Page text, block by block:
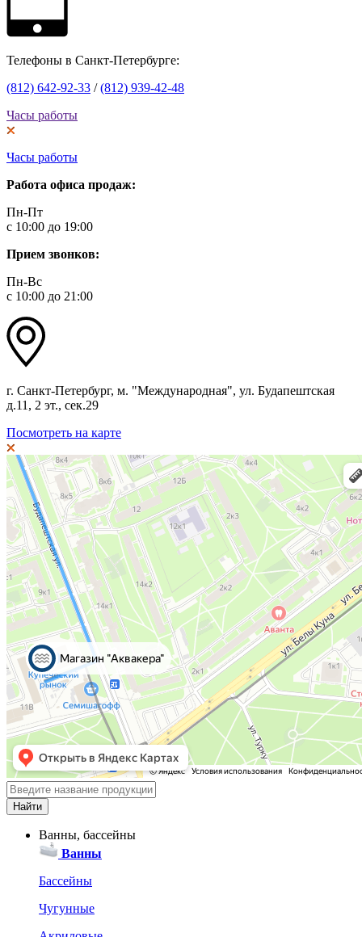
Телефоны в Санкт-Петербурге:
(812) 642-92-33 /(812) 939-42-48
Часы работы
Часы работы
Работа офиса продаж:
Пн-Пт
с 10:00 до 19:00
Прием звонков:
Пн-Вс
с 10:00 до 21:00
г. Санкт-Петербург, м. "Международная", ул. Будапештская
д.11, 2 эт., сек.29
Посмотреть на карте
Ванны, бассейны
Ванны
Бассейны
Чугунные